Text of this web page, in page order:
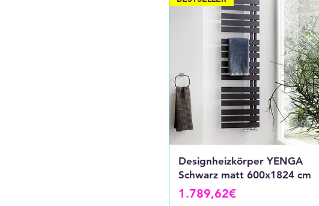
Designheizkörper YENGA
Schwarz matt 600x1824 cm
Price
1.789,62€